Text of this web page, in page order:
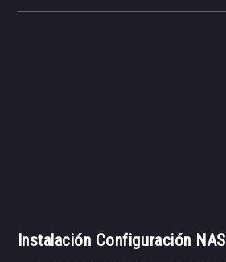
Instalación Configuración NAS